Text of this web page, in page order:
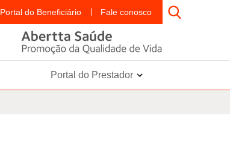
Portal do Beneficiário Fale conosco
Portal do Prestador